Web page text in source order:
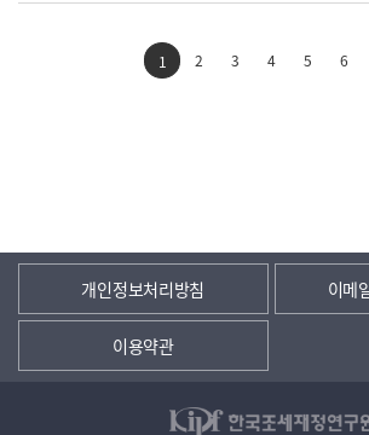
1 2 3 4 5 6
개인정보처리방침 이메
이용약관